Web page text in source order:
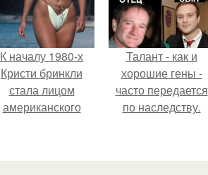
К началу 1980-х
Кристи бринкли
стала лицом
американского
воплощением
Талант - как и
хорошие гены -
часто передается
по наследству.